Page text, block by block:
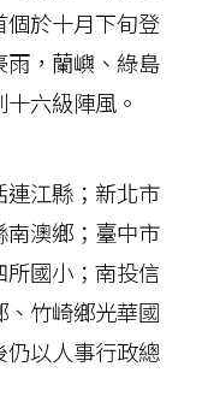
個於十月下旬登
雨，蘭嶼、綠島
六級陣風。
江縣；新北市
南澳鄉；臺中市
國小；南投信
竹崎鄉光華國
以人事行政總